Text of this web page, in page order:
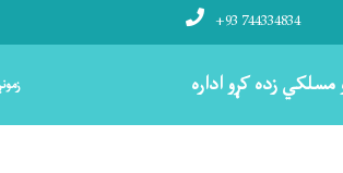
زده کړو اداره
+93 744334834
زده کړو اداره